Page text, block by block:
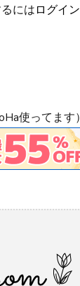
にはログイン
使ってます）